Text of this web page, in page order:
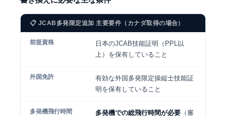
📋 JCAB多発限定追加 主要要件（カナダ取得の場合）
前提資格
日本のJCAB技能証明（PPL以
上）を保有していること
外国免許
有効な外国多発限定操縦士技能証
明を保有していること
多発機飛行時間 多発機での総飛行時間が必要 （審